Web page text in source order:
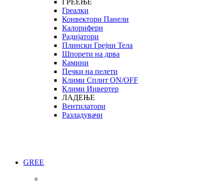
ГРЕЕЊЕ
Греалки
Конвектори Панели
Калорифери
Радијатори
Плински Грејни Тела
Шпорети на дрва
Камини
Печки на пелети
Клими Сплит ON/OFF
Клими Инвертер
ЛАДЕЊЕ
Вентилатори
Разладувачи
GREE